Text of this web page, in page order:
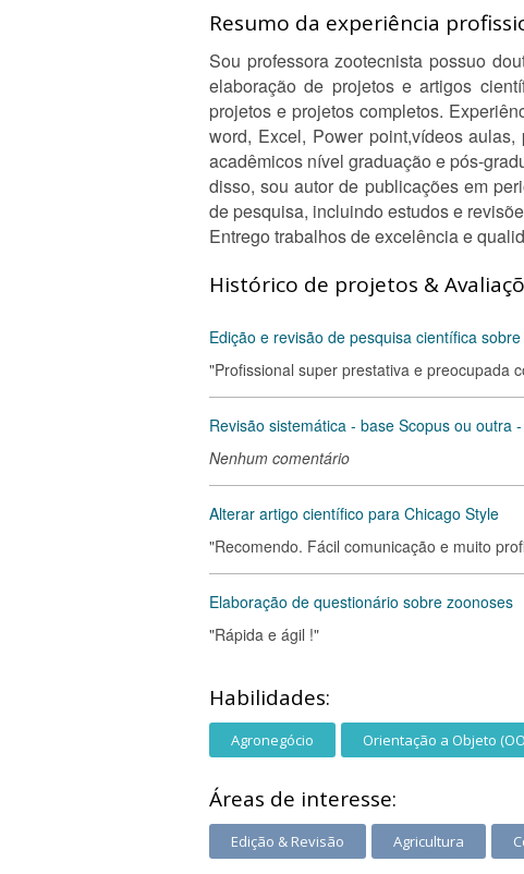
Resumo da experiência
Sou professora zootecnista possuo
elaboração de projetos e artigos
projetos e projetos completos.
word, Excel, Power point,vídeos
acadêmicos nível graduação e pós-
disso, sou autor de publicações em
de pesquisa, incluindo estudos e
Entrego trabalhos de excelência e
Histórico de projetos &
Edição e revisão de pesquisa científica
"Profissional super prestativa e preocupada
Revisão sistemática - base Scopus ou outra
Nenhum comentário
Alterar artigo científico para Chicago Style
"Recomendo. Fácil comunicação e muito
Elaboração de questionário sobre zoonoses
"Rápida e ágil !"
Habilidades:
Agronegócio Orientação a Objeto
Áreas de interesse:
Edição & Revisão Agricultura